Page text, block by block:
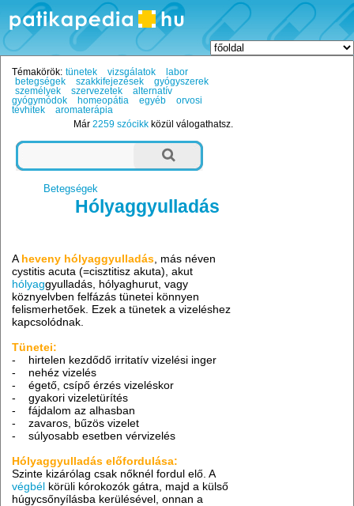
Témakörök: tünetek vizsgálatok
labor
betegségek
szakkifejezések
gyógyszerek
személyek
szervezetek
alternatív
gyógymódok
homeopátia egyéb
orvosi
tévhitek
aromaterápia
Már2259 szócikk közül válogathatsz.
Betegségek
Hólyaggyulladás
A heveny hólyaggyulladás , más néven
cystitis acuta (=cisztitisz akuta), akut
hólyaggyulladás, hólyaghurut, vagy
köznyelvben felfázás tünetei könnyen
felismerhetőek. Ezek a tünetek a vizeléshez
kapcsolódnak.
Tünetei:
- hirtelen kezdődő irritatív vizelési inger
- nehéz vizelés
- égető, csípő érzés vizeléskor
- gyakori vizeletürítés
- fájdalom az alhasban
- zavaros, bűzös vizelet
- súlyosabb esetben vérvizelés
Hólyaggyulladás előfordulása:
Szinte kizárólag csak nőknél fordul elő. A
végbél körüli kórokozók gátra, majd a külső
húgycsőnyílásba kerülésével, onnan a